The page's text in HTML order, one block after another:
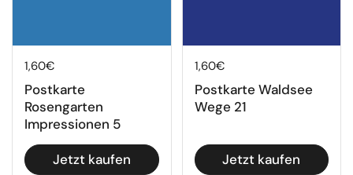
Regulärer Preis
1,60€
Postkarte
Rosengarten
Impressionen 5
Jetzt kaufen
Regulärer Preis
1,60€
Postkarte Waldsee
Wege 21
Jetzt kaufen